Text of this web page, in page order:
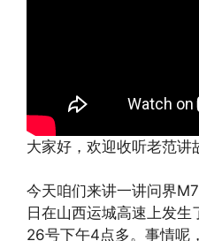
大家好，欢迎收听老范讲
今天咱们来讲一讲问界
日在山西运城高速上发生
26号下午4点多。事情呢